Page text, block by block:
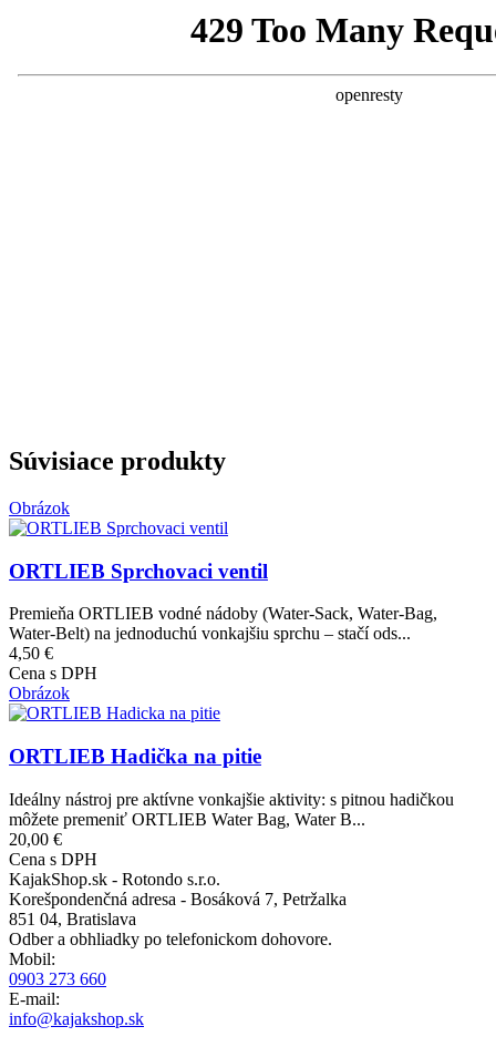
Súvisiace produkty
Obrázok
ORTLIEB Sprchovaci ventil
Premieňa ORTLIEB vodné nádoby (Water-Sack, Water-Bag,
Water-Belt) na jednoduchú vonkajšiu sprchu – stačí ods...
4,50 €
Cena s DPH
Obrázok
ORTLIEB Hadička na pitie
Ideálny nástroj pre aktívne vonkajšie aktivity: s pitnou hadičkou
môžete premeniť ORTLIEB Water Bag, Water B...
20,00 €
Cena s DPH
KajakShop.sk - Rotondo s.r.o.
Korešpondenčná adresa - Bosáková 7, Petržalka
851 04, Bratislava
Odber a obhliadky po telefonickom dohovore.
Mobil:
0903 273 660
E-mail:
info@kajakshop.sk